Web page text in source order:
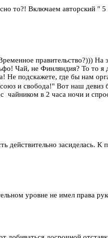
то?! Включаем авторский "
правительство?)))
Чай, не Финляндия? То то
подскажете, где бы нам
и свобода!" Вот наш
чайником в 2 часа ночи и
действительно засиделась.
уровне не имел права